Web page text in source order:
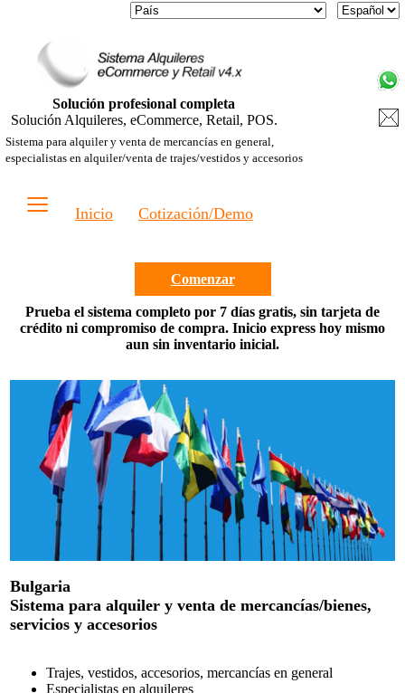
Solución profesional completa
Solución Alquileres, eCommerce, Retail, POS.
Sistema para alquiler y venta de mercancías en general,
especialistas en alquiler/venta de trajes/vestidos y accesorios
≡ Inicio Cotización/Demo
Comenzar
Prueba el sistema completo por 7 días gratis, sin tarjeta de
crédito ni compromiso de compra. Inicio express hoy mismo
aun sin inventario inicial.
Bulgaria
Sistema para alquiler y venta de mercancías/bienes,
servicios y accesorios
Trajes, vestidos, accesorios, mercancías en general
Especialistas en alquileres